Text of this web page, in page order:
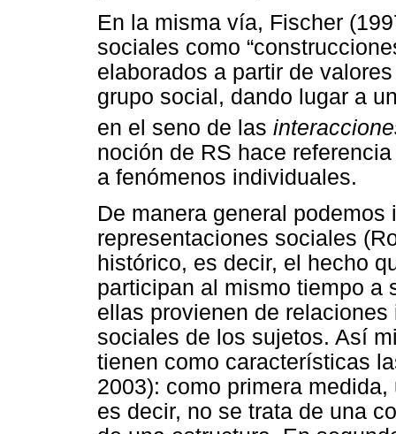
En la misma vía, Fischer
sociales como
elaborados a partir de
grupo social, dando lugar a
en el seno de las
noción de RS hace
a fenómenos individuales.
De manera general
representaciones sociales
histórico, es decir, el hecho
participan al mismo tiempo a
ellas provienen de
sociales de los sujetos. Así
tienen como características
2003): como primera
es decir, no se trata de una